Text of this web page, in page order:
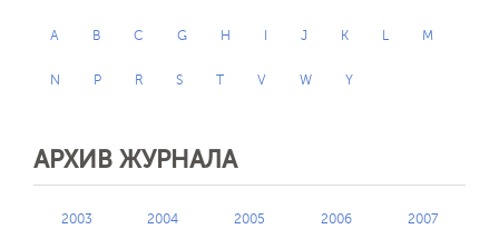
A B C G H I J K L M
N P R S T V W Y
АРХИВ ЖУРНАЛА
2003 2004 2005 2006 2007